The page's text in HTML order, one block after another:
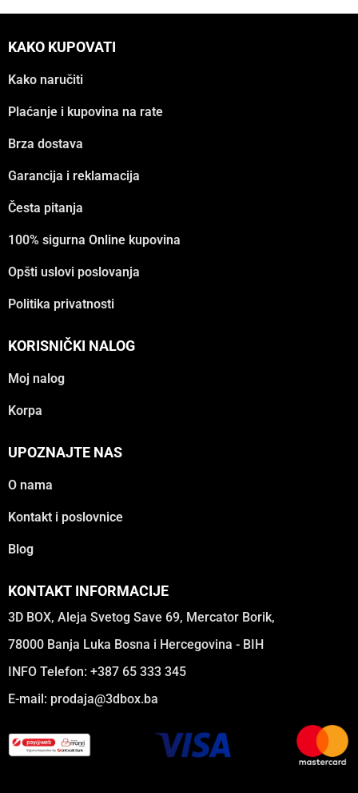
KAKO KUPOVATI
Kako naručiti
Plaćanje i kupovina na rate
Brza dostava
Garancija i reklamacija
Česta pitanja
100% sigurna Online kupovina
Opšti uslovi poslovanja
Politika privatnosti
KORISNIČKI NALOG
Moj nalog
Korpa
UPOZNAJTE NAS
O nama
Kontakt i poslovnice
Blog
KONTAKT INFORMACIJE
3D BOX, Aleja Svetog Save 69, Mercator Borik,
78000 Banja Luka Bosna i Hercegovina - BIH
INFO Telefon: +387 65 333 345
E-mail: prodaja@3dbox.ba